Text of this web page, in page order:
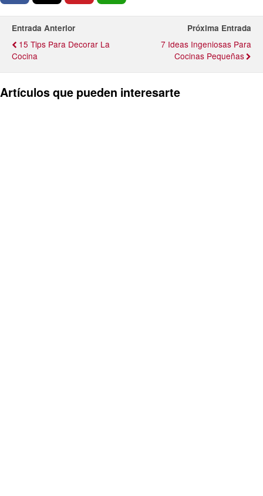
Entrada Anterior
15 Tips Para Decorar La
Cocina
Próxima Entrada
7 Ideas Ingeniosas Para
Cocinas Pequeñas
Artículos que pueden interesarte